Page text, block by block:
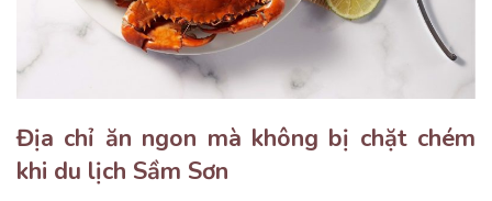
Địa chỉ ăn ngon mà không bị chặt chém
khi du lịch Sầm Sơn